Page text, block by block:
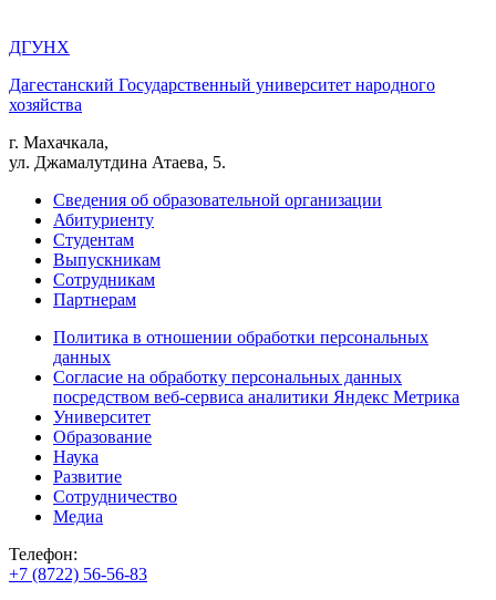
ДГУНХ
Дагестанский Государственный университет народного
хозяйства
г. Махачкала,
ул. Джамалутдина Атаева, 5.
Сведения об образовательной организации
Абитуриенту
Студентам
Выпускникам
Сотрудникам
Партнерам
Политика в отношении обработки персональных
данных
Согласие на обработку персональных данных
посредством веб-сервиса аналитики Яндекс Метрика
Университет
Образование
Наука
Развитие
Сотрудничество
Медиа
Телефон:
+7 (8722) 56-56-83